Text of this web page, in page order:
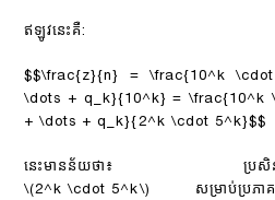
ឥឡូវនេះគឺ:
$$\frac{z}{n} = \frac{10^k
\dots + q_k}{10^k} = \frac{10^k
+ \dots + q_k}{2^k \cdot 5^k}$$
នេះមានន័យថា៖ ប្រសិនបើភាគ
\(2^k \cdot 5^k\)
សម្រាប់ប្រភាគទូទ